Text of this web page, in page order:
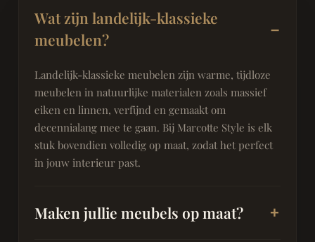
Wat zijn landelijk-klassieke
meubelen?
Landelijk-klassieke meubelen zijn warme, tijdloze
meubelen in natuurlijke materialen zoals massief
eiken en linnen, verfijnd en gemaakt om
decennialang mee te gaan. Bij Marcotte Style is elk
stuk bovendien volledig op maat, zodat het perfect
in jouw interieur past.
Maken jullie meubels op maat?